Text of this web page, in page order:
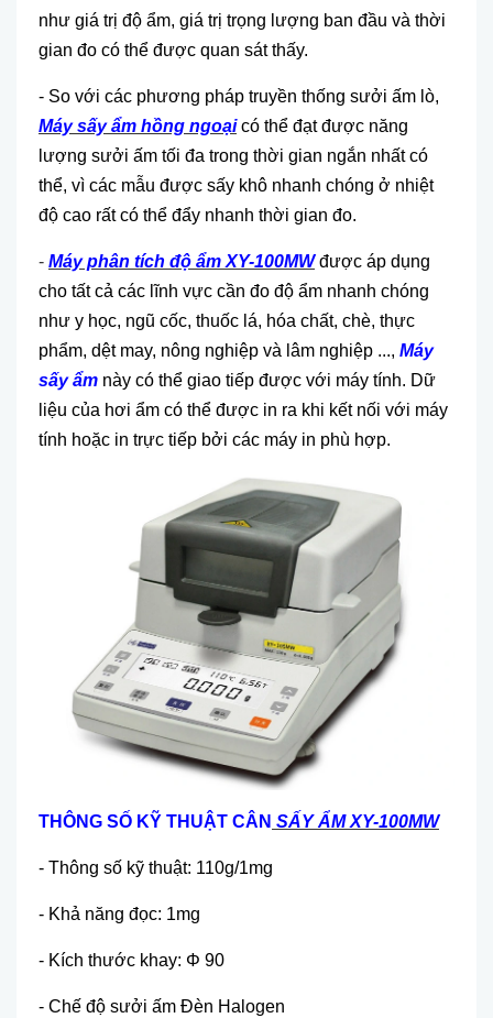
như giá trị độ ẩm, giá trị trọng lượng ban đầu và thời
gian đo có thể được quan sát thấy.
- So với các phương pháp truyền thống sưởi ấm lò,
Máy sấy ẩm hồng ngoại có thể đạt được năng
lượng sưởi ấm tối đa trong thời gian ngắn nhất có
thể, vì các mẫu được sấy khô nhanh chóng ở nhiệt
độ cao rất có thể đẩy nhanh thời gian đo.
- Máy phân tích độ ẩm XY-100MW được áp dụng
cho tất cả các lĩnh vực cần đo độ ẩm nhanh chóng
như y học, ngũ cốc, thuốc lá, hóa chất, chè, thực
phẩm, dệt may, nông nghiệp và lâm nghiệp ..., Máy
sấy ẩm này có thể giao tiếp được với máy tính. Dữ
liệu của hơi ẩm có thể được in ra khi kết nối với máy
tính hoặc in trực tiếp bởi các máy in phù hợp.
THÔNG SỐ KỸ THUẬT CÂN SẤY ẨM XY-100MW
- Thông số kỹ thuật: 110g/1mg
- Khả năng đọc: 1mg
- Kích thước khay: Φ 90
- Chế độ sưởi ấm Đèn Halogen